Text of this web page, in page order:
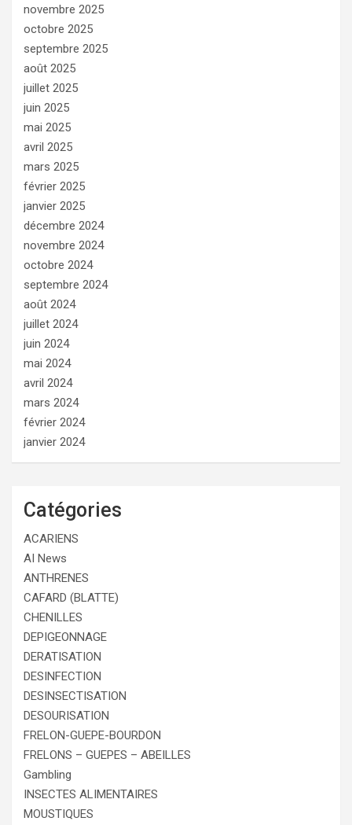
novembre 2025
octobre 2025
septembre 2025
août 2025
juillet 2025
juin 2025
mai 2025
avril 2025
mars 2025
février 2025
janvier 2025
décembre 2024
novembre 2024
octobre 2024
septembre 2024
août 2024
juillet 2024
juin 2024
mai 2024
avril 2024
mars 2024
février 2024
janvier 2024
Catégories
ACARIENS
AI News
ANTHRENES
CAFARD (BLATTE)
CHENILLES
DEPIGEONNAGE
DERATISATION
DESINFECTION
DESINSECTISATION
DESOURISATION
FRELON-GUEPE-BOURDON
FRELONS – GUEPES – ABEILLES
Gambling
INSECTES ALIMENTAIRES
MOUSTIQUES